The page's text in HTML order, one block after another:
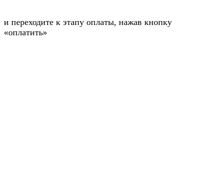
и переходите к этапу оплаты, нажав кнопку
«оплатить»